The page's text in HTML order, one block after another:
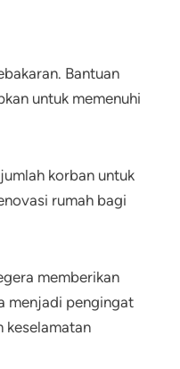
Bantuan
untuk memenuhi
korban untuk
rumah bagi
memberikan
menjadi pengingat
keselamatan